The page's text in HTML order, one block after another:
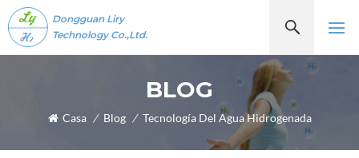
Dongguan Liry
Technology Co.,Ltd.
BLOG
Casa / Blog / Tecnología Del Agua Hidrogenada